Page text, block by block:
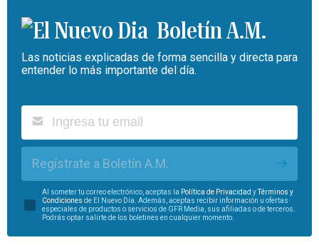
Boletín A.M.
Las noticias explicadas de forma sencilla y directa para
entender lo más importante del día.
Regístrate a Boletín A.M.
Al someter tu correo electrónico, aceptas la Política de Privacidad yTérminos y
Condiciones de El Nuevo Día. Además, aceptas recibir información u ofertas
especiales de productos o servicios de GFR Media, sus afiliadas o de terceros.
Podrás optar salirte de los boletines en cualquier momento.